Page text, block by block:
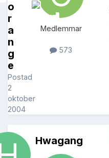
o
r
a
n
g
e
Postad
2
oktober
2004
Medlemmar
573
Hwagang